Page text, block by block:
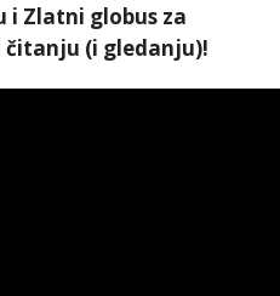
i Zlatni globus za
(i gledanju)!